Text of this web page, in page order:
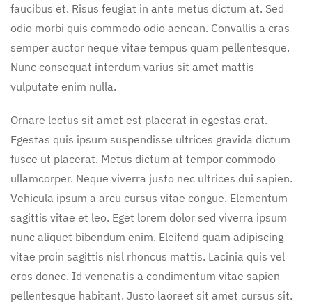
faucibus et. Risus feugiat in ante metus dictum at. Sed
odio morbi quis commodo odio aenean. Convallis a cras
semper auctor neque vitae tempus quam pellentesque.
Nunc consequat interdum varius sit amet mattis
vulputate enim nulla.
Ornare lectus sit amet est placerat in egestas erat.
Egestas quis ipsum suspendisse ultrices gravida dictum
fusce ut placerat. Metus dictum at tempor commodo
ullamcorper. Neque viverra justo nec ultrices dui sapien.
Vehicula ipsum a arcu cursus vitae congue. Elementum
sagittis vitae et leo. Eget lorem dolor sed viverra ipsum
nunc aliquet bibendum enim. Eleifend quam adipiscing
vitae proin sagittis nisl rhoncus mattis. Lacinia quis vel
eros donec. Id venenatis a condimentum vitae sapien
pellentesque habitant. Justo laoreet sit amet cursus sit.